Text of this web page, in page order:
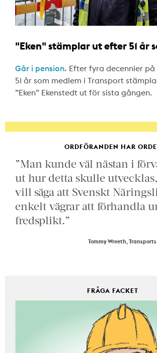
"Eken" stämplar ut efter 51 år
Går i pension. Efter fyra decennier
51 år som medlem i Transport
”Eken” Ekenstedt ut för sista gången.
ORDFÖRANDEN HAR
”Man kunde väl nästan i
ut hur detta skulle
vill säga att Svenskt
enkelt vägrar att förhandla
fredsplikt.”
Tommy Wreeth,
FRÅGA FACKET